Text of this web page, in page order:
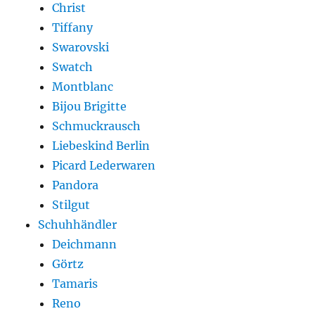
Christ
Tiffany
Swarovski
Swatch
Montblanc
Bijou Brigitte
Schmuckrausch
Liebeskind Berlin
Picard Lederwaren
Pandora
Stilgut
Schuhhändler
Deichmann
Görtz
Tamaris
Reno